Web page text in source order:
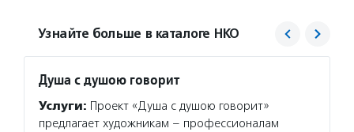
Узнайте больше в каталоге НКО
Душа с душою говорит
Услуги: Проект «Душа с душою говорит»
предлагает художникам – профессионалам